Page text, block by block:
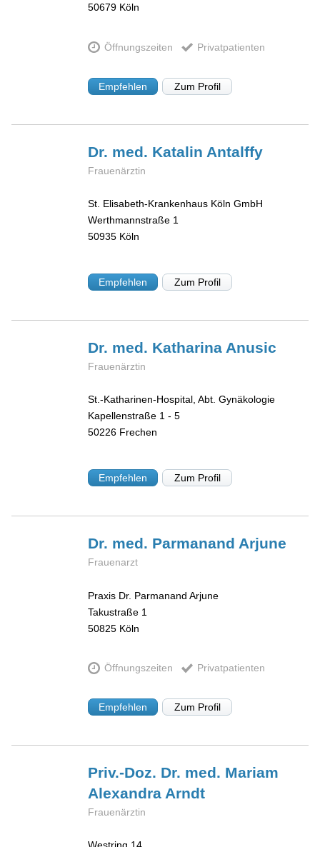
50679 Köln
Öffnungszeiten Privatpatienten
Empfehlen Zum Profil
Dr. med. Katalin Antalffy
Frauenärztin
St. Elisabeth-Krankenhaus Köln GmbH
Werthmannstraße 1
50935 Köln
Empfehlen Zum Profil
Dr. med. Katharina Anusic
Frauenärztin
St.-Katharinen-Hospital, Abt. Gynäkologie
Kapellenstraße 1 - 5
50226 Frechen
Empfehlen Zum Profil
Dr. med. Parmanand Arjune
Frauenarzt
Praxis Dr. Parmanand Arjune
Takustraße 1
50825 Köln
Öffnungszeiten Privatpatienten
Empfehlen Zum Profil
Priv.-Doz. Dr. med. Mariam
Alexandra Arndt
Frauenärztin